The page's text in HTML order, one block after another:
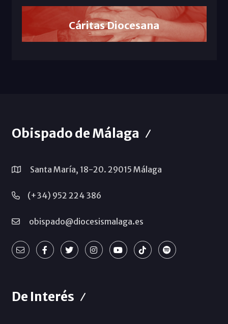
Cáritas Diocesana
Obispado de Málaga
Santa María, 18-20. 29015 Málaga
(+34) 952 224 386
obispado@diocesismalaga.es
De Interés